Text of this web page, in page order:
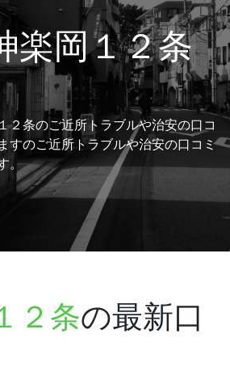
楽岡１２条
２条のご近所トラブルや治安の口コ
すのご近所トラブルや治安の口コミ
。
２条の最新口